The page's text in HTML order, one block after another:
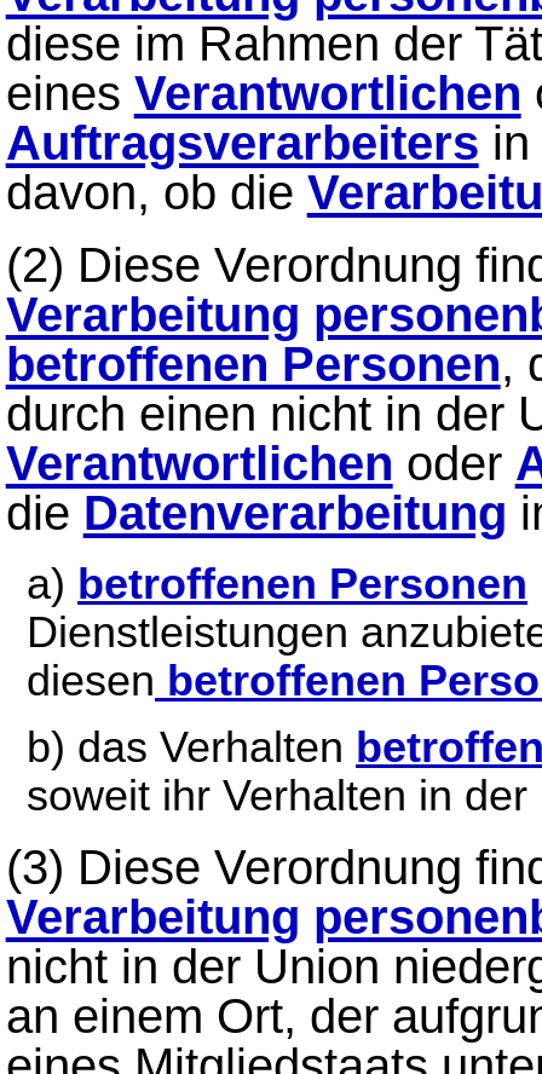
diese im Rahmen der
eines Verantwortlichen
Auftragsverarbeiters
davon, ob die
(2) Diese Verordnung
Verarbeitung
betroffenen Personen,
durch einen nicht in der
Verantwortlichen oder
die Datenverarbeitung
a) betroffenen Personen
Dienstleistungen
diesen betroffenen
b) das Verhalten
soweit ihr Verhalten in
(3) Diese Verordnung
Verarbeitung
nicht in der Union
an einem Ort, der